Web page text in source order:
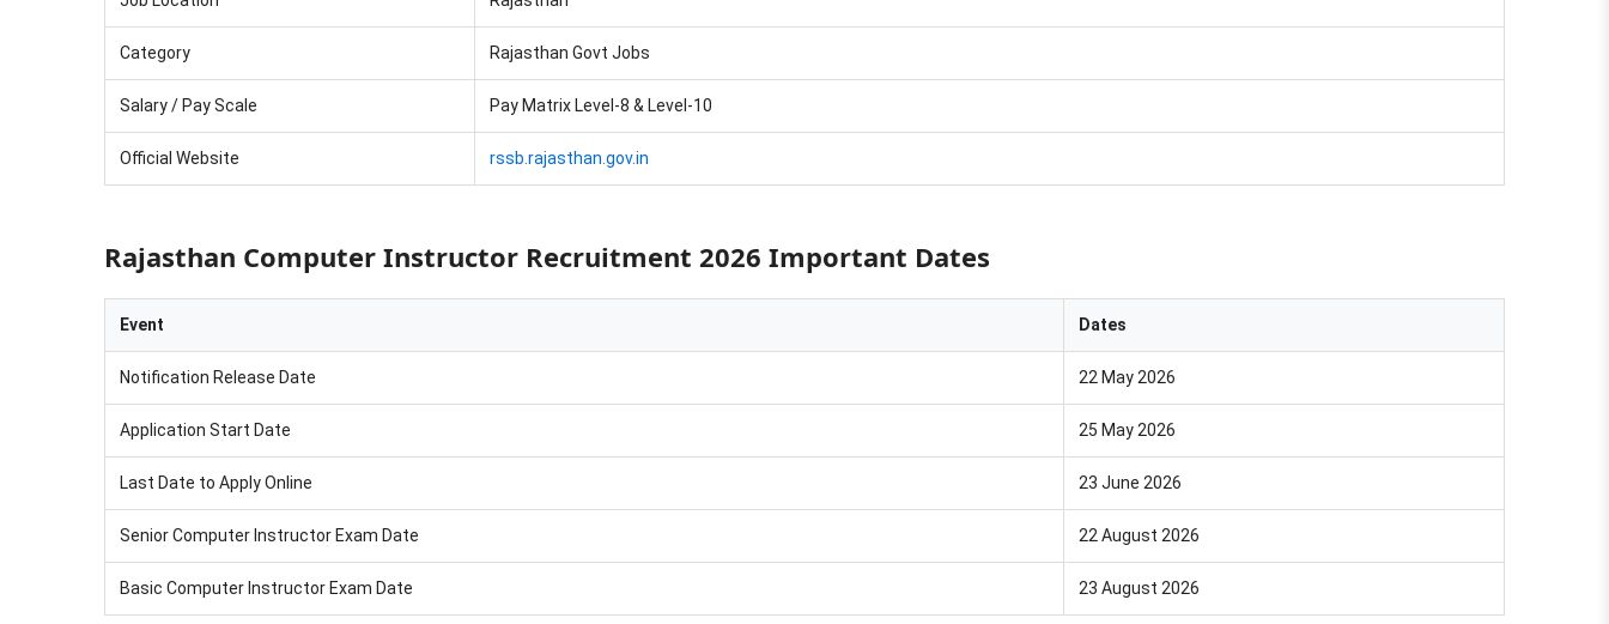
Category Rajasthan Govt Jobs
Salary / Pay Scale Pay Matrix Level-8 & Level-10
Official Website rssb.rajasthan.gov.in
Rajasthan Computer Instructor Recruitment 2026 Important Dates
Event Dates
Notification Release Date 22 May 2026
Application Start Date 25 May 2026
Last Date to Apply Online 23 June 2026
Senior Computer Instructor Exam Date 22 August 2026
Basic Computer Instructor Exam Date 23 August 2026